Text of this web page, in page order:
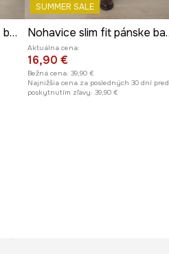
Nohavice regular pánske bavlnené s elastanom hladké
SUMMER SALE
Nohavice
Aktuálna cena:
16,90 €
Bežná cena: 39,90 €
Najnižšia cena za posledných 30 dní pred
poskytnutím zľavy: 39,90 €